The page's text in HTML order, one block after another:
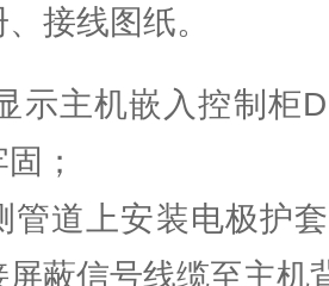
接线图纸。
示主机嵌入控制柜
；
管道上安装电极护
屏蔽信号线缆至主机